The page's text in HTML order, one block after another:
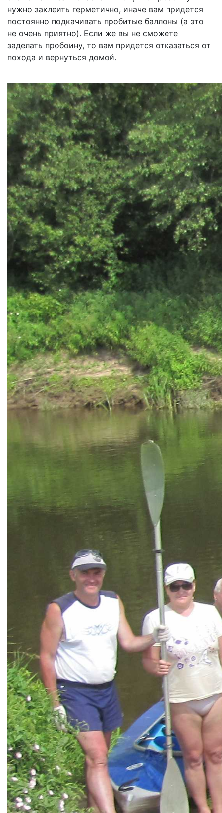
нужно заклеить герметично, иначе вам придется
постоянно подкачивать пробитые баллоны (а это
не очень приятно). Если же вы не сможете
заделать пробоину, то вам придется отказаться от
похода и вернуться домой.